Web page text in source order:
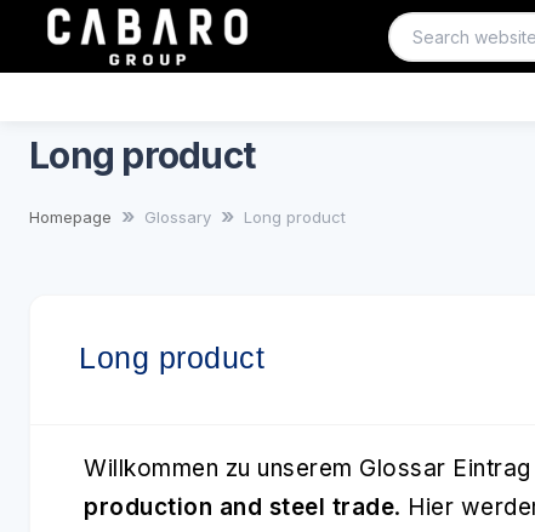
Long product
Homepage Glossary Long product
Long product
Willkommen zu unserem Glossar
production and steel trade. Hier